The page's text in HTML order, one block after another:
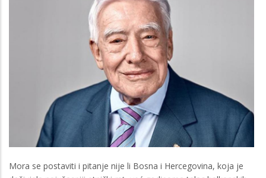
Mora se postaviti i pitanje nije li Bosna i Hercegovina, koja je